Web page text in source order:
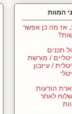
המוות
אז מה כן אפשר
תכנים
/ מורשת
/ עיזבון
הודעות
לאחר